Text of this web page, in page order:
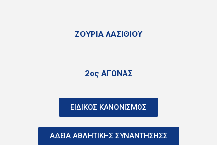
ΖΟΥΡΙΑ ΛΑΣΙΘΙΟΥ
2ος ΑΓΩΝΑΣ
ΕΙΔΙΚΟΣ ΚΑΝΟΝΙΣΜΟΣ
ΑΔΕΙΑ ΑΘΛΗΤΙΚΗΣ ΣΥΝΑΝΤΗΣΗΣΣ